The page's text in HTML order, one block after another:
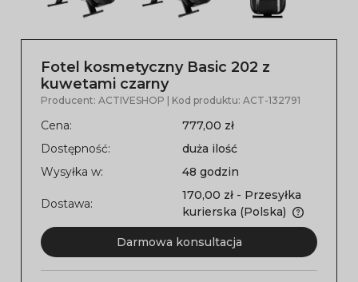
Fotel kosmetyczny Basic 202 z
kuwetami czarny
Producent: ACTIVESHOP | Kod produktu: ACT-132791
Cena:
777,00 zł
Dostępność:
duża ilość
Wysyłka w:
48 godzin
Dostawa:
170,00 zł - Przesyłka
kurierska (Polska)
Darmowa konsultacja